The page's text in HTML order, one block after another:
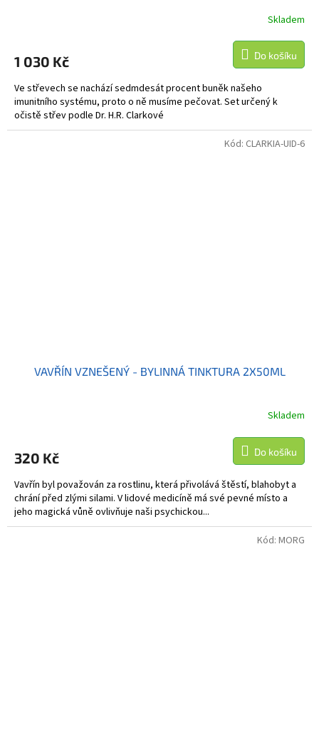
Skladem
1 030 Kč Do košíku
Ve střevech se nachází sedmdesát procent buněk našeho
imunitního systému, proto o ně musíme pečovat. Set určený k
očistě střev podle Dr. H.R. Clarkové
VAVŘÍN VZNEŠENÝ - BYLINNÁ TINKTURA 2X50ML
Skladem
320 Kč Do košíku
Vavřín byl považován za rostlinu, která přivolává štěstí, blahobyt a
chrání před zlými silami. V lidové medicíně má své pevné místo a
jeho magická vůně ovlivňuje naši psychickou...
Kód: CLARKIA-UID-6
Kód: MORG